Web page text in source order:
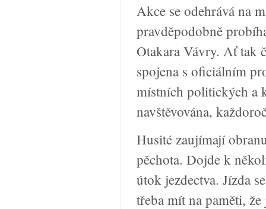
Akce se odehrává na
pravděpodobně
Otakara Vávry. Ať tak
spojena s oficiálním
místních politických a
navštěvována,
Husité zaujímají
pěchota. Dojde k
útok jezdectva. Jízda
třeba mít na paměti,